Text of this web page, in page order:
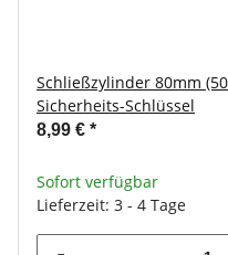
Schließzylinder 80mm
Sicherheits-Schlüssel
8,99 € *
Sofort verfügbar
Lieferzeit: 3 - 4 Tage